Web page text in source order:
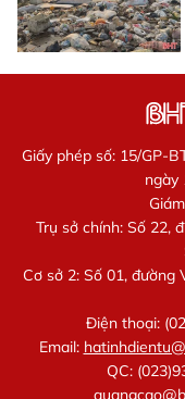
Giấy phép số: 15/GP-
ngày
Trụ sở chính: Số 22,
Cơ sở 2: Số 01, đường
Điện thoại:
Email:
QC: